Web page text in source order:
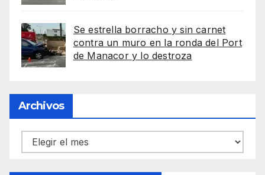
Se estrella borracho y sin carnet
contra un muro en la ronda del Port
de Manacor y lo destroza
Archivos
Archivos